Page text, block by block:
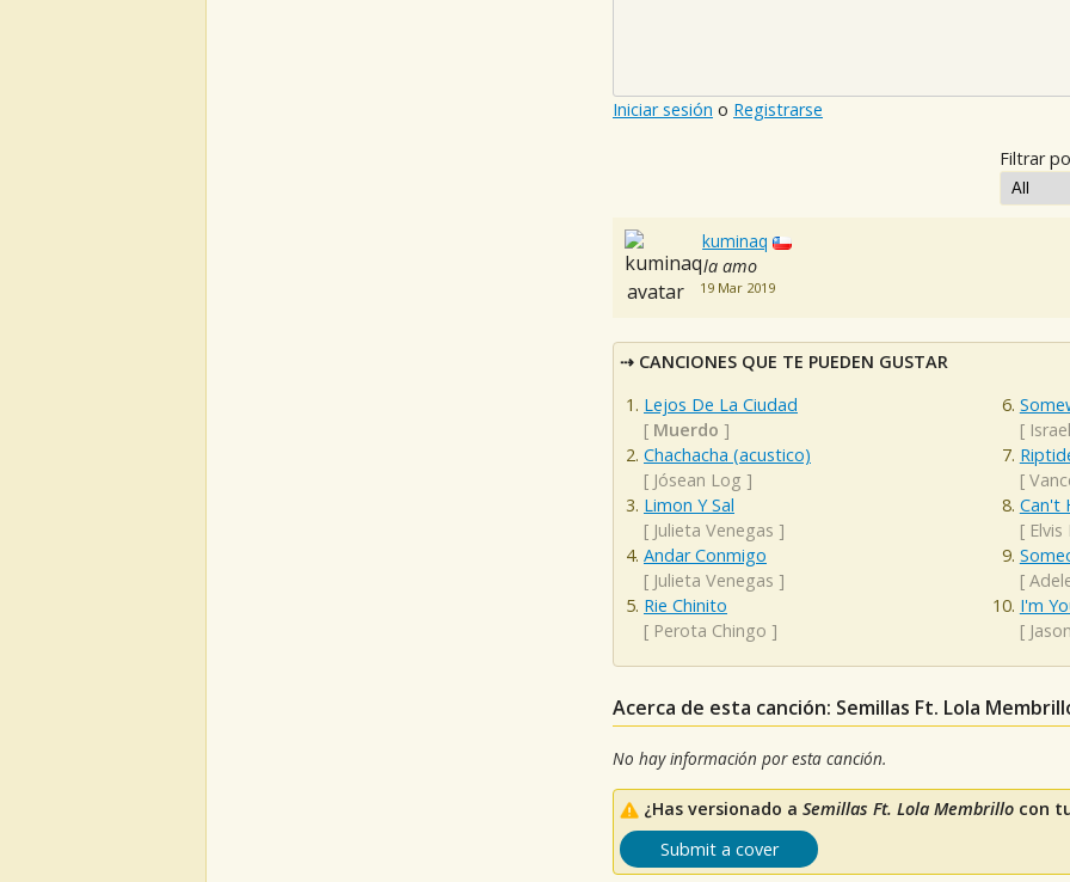
Iniciar sesión o Registrarse
Filtrar
kuminaq
la amo
19 Mar 2019
CANCIONES QUE TE PUEDEN GUSTAR
Lejos De La Ciudad
[ Muerdo ]
Chachacha (acustico)
[ Jósean Log ]
Limon Y Sal
[ Julieta Venegas ]
Andar Conmigo
[ Julieta Venegas ]
Rie Chinito
[ Perota Chingo ]
[
[
Can't
[ Elvis
[
I'm
[
Acerca de esta canción: Semillas Ft. Lola
No hay información por esta canción.
¿Has versionado a Semillas Ft. Lola Membrillo con
Submit a cover